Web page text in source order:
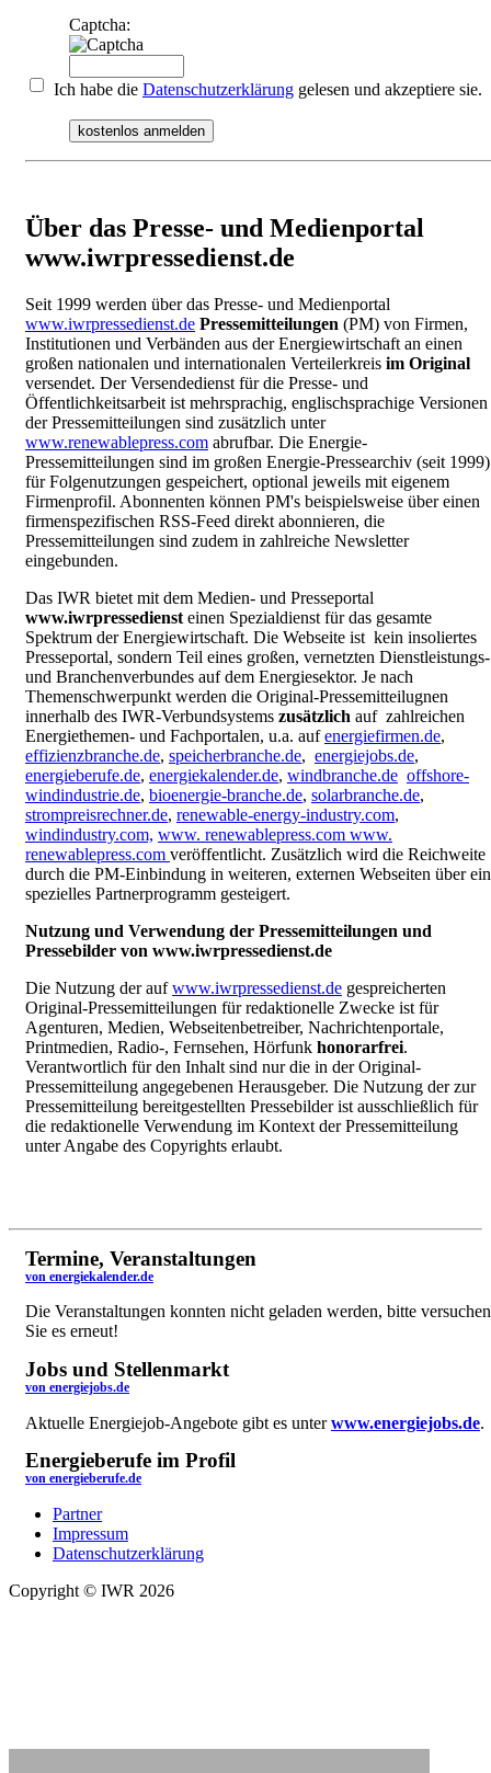
Captcha:
Ich habe die Datenschutzerklärung gelesen und akzeptiere sie.
kostenlos anmelden
Über das Presse- und Medienportal
www.iwrpressedienst.de
Seit 1999 werden über das Presse- und Medienportal
www.iwrpressedienst.de Pressemitteilungen (PM) von Firmen,
Institutionen und Verbänden aus der Energiewirtschaft an einen
großen nationalen und internationalen Verteilerkreis im Original
versendet. Der Versendedienst für die Presse- und
Öffentlichkeitsarbeit ist mehrsprachig, englischsprachige Versionen
der Pressemitteilungen sind zusätzlich unter
www.renewablepress.com abrufbar. Die Energie-
Pressemitteilungen sind im großen Energie-Pressearchiv (seit 1999)
für Folgenutzungen gespeichert, optional jeweils mit eigenem
Firmenprofil. Abonnenten können PM's beispielsweise über einen
firmenspezifischen RSS-Feed direkt abonnieren, die
Pressemitteilungen sind zudem in zahlreiche Newsletter
eingebunden.
Das IWR bietet mit dem Medien- und Presseportal
www.iwrpressedienst einen Spezialdienst für das gesamte
Spektrum der Energiewirtschaft. Die Webseite ist kein insoliertes
Presseportal, sondern Teil eines großen, vernetzten Dienstleistungs-
und Branchenverbundes auf dem Energiesektor. Je nach
Themenschwerpunkt werden die Original-Pressemitteilugnen
innerhalb des IWR-Verbundsystems zusätzlich auf zahlreichen
Energiethemen- und Fachportalen, u.a. aufenergiefirmen.de,
effizienzbranche.de, speicherbranche.de, energiejobs.de,
energieberufe.de, energiekalender.de, windbranche.de offshore-
windindustrie.de, bioenergie-branche.de, solarbranche.de,
strompreisrechner.de, renewable-energy-industry.com,
windindustry.com, www. renewablepress.com www.
renewablepress.com veröffentlicht. Zusätzlich wird die Reichweite
durch die PM-Einbindung in weiteren, externen Webseiten über ein
spezielles Partnerprogramm gesteigert.
Nutzung und Verwendung der Pressemitteilungen und
Pressebilder von www.iwrpressedienst.de
Die Nutzung der aufwww.iwrpressedienst.de gespreicherten
Original-Pressemitteilungen für redaktionelle Zwecke ist für
Agenturen, Medien, Webseitenbetreiber, Nachrichtenportale,
Printmedien, Radio-, Fernsehen, Hörfunk honorarfrei.
Verantwortlich für den Inhalt sind nur die in der Original-
Pressemitteilung angegebenen Herausgeber. Die Nutzung der zur
Pressemitteilung bereitgestellten Pressebilder ist ausschließlich für
die redaktionelle Verwendung im Kontext der Pressemitteilung
unter Angabe des Copyrights erlaubt.
Termine, Veranstaltungen
von energiekalender.de
Die Veranstaltungen konnten nicht geladen werden, bitte versuchen
Sie es erneut!
Jobs und Stellenmarkt
von energiejobs.de
Aktuelle Energiejob-Angebote gibt es unterwww.energiejobs.de.
Energieberufe im Profil
von energieberufe.de
Partner
Impressum
Datenschutzerklärung
Copyright © IWR 2026